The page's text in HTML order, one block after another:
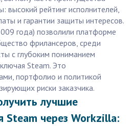
высокий рейтинг исполнителей,
и гарантии защиты интересов.
года) позволили платформе
фрилансеров, среди
с глубоким пониманием
Steam. Это
портфолио и политикой
риски заказчика.
лучшие
Steam через Workzilla: